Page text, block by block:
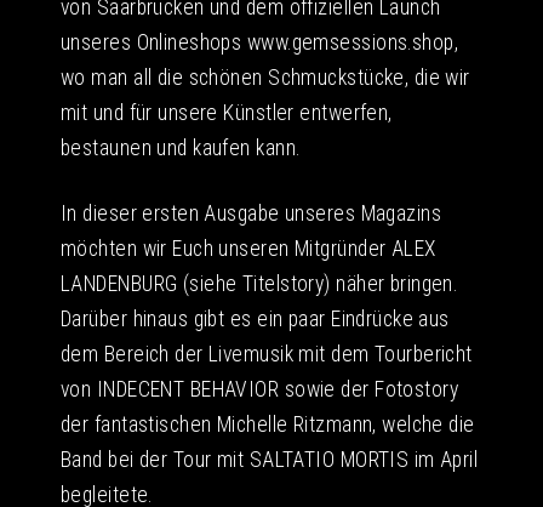
von Saarbrücken und dem offiziellen Launch
unseres Onlineshops www.gemsessions.shop,
wo man all die schönen Schmuckstücke, die wir
mit und für unsere Künstler entwerfen,
bestaunen und kaufen kann.
In dieser ersten Ausgabe unseres Magazins
möchten wir Euch unseren Mitgründer ALEX
LANDENBURG (siehe Titelstory) näher bringen.
Darüber hinaus gibt es ein paar Eindrücke aus
dem Bereich der Livemusik mit dem Tourbericht
von INDECENT BEHAVIOR sowie der Fotostory
der fantastischen Michelle Ritzmann, welche die
Band bei der Tour mit SALTATIO MORTIS im April
begleitete.